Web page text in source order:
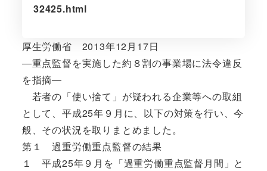
32425.html
厚生労働省 2013年12月17日
―重点監督を実施した約８割の事業場に法令違反
を指摘―
若者の「使い捨て」が疑われる企業等への取組
として、平成25年９月に、以下の対策を行い、今
般、その状況を取りまとめました。
第１ 過重労働重点監督の結果
１ 平成25年９月を「過重労働重点監督月間」と